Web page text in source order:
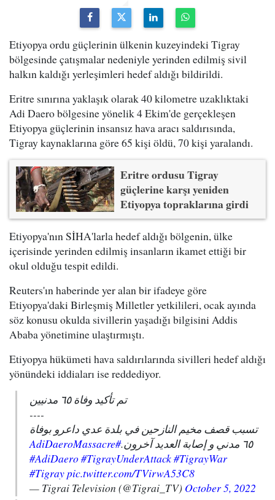
Etiyopya ordu güçlerinin ülkenin kuzeyindeki Tigray
bölgesinde çatışmalar nedeniyle yerinden edilmiş sivil
halkın kaldığı yerleşimleri hedef aldığı bildirildi.
Eritre sınırına yaklaşık olarak 40 kilometre uzaklıktaki
Adi Daero bölgesine yönelik 4 Ekim'de gerçekleşen
Etiyopya güçlerinin insansız hava aracı saldırısında,
Tigray kaynaklarına göre 65 kişi öldü, 70 kişi yaralandı.
Eritre ordusu Tigray
güçlerine karşı yeniden
Etiyopya topraklarına girdi
Etiyopya'nın SİHA'larla hedef aldığı bölgenin, ülke
içerisinde yerinden edilmiş insanların ikamet ettiği bir
okul olduğu tespit edildi.
Reuters'ın haberinde yer alan bir ifadeye göre
Etiyopya'daki Birleşmiş Milletler yetkilileri, ocak ayında
söz konusu okulda sivillerin yaşadığı bilgisini Addis
Ababa yönetimine ulaştırmıştı.
Etiyopya hükümeti hava saldırılarında sivilleri hedef aldığı
yönündeki iddiaları ise reddediyor.
تم تأكيد وفاة ٦٥ مدنيين
----
تسبب قصف مخيم النازحين في بلدة عدي داعرو بوفاة
٦٥ مدني و إصابة العديد آخرون.
#AdiDaeroMassacre
#AdiDaero#TigrayUnderAttack#TigrayWar
#Tigraypic.twitter.com/TVirwA53C8
— Tigrai Television (@Tigrai_TV) October 5, 2022